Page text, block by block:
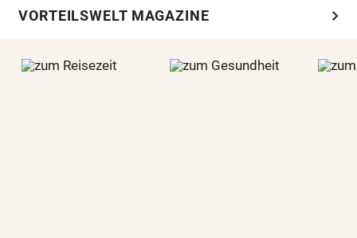
VORTEILSWELT MAGAZINE chevron_right